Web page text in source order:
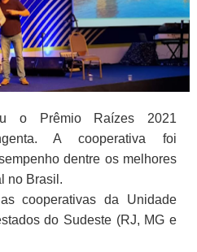
o Prêmio Raízes 2021
A cooperativa foi
dentre os melhores
no Brasil.
cooperativas da Unidade
do Sudeste (RJ, MG e